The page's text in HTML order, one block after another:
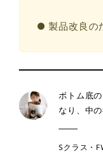
● 製品改良の
ボトム底
なり、中
Sクラス・